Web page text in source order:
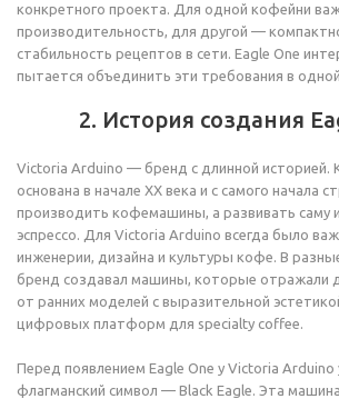
конкретного проекта. Для одной кофейни
производительность, для другой —
стабильность рецептов в сети. Eagle One
пытается объединить эти требования в
2. История создания
Victoria Arduino — бренд с длинной историей.
основана в начале XX века и с самого начала
производить кофемашины, а развивать саму
эспрессо. Для Victoria Arduino всегда было
инженерии, дизайна и культуры кофе. В
бренд создавал машины, которые отражали
от ранних моделей с выразительной
цифровых платформ для specialty coffee.
Перед появлением Eagle One у Victoria
флагманский символ — Black Eagle. Эта